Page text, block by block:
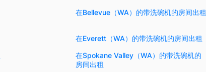
在Bellevue（WA）的带洗碗机的房间出租
在Everett（WA）的带洗碗机的房间出租
在Spokane Valley（WA）的带洗碗机的
房间出租